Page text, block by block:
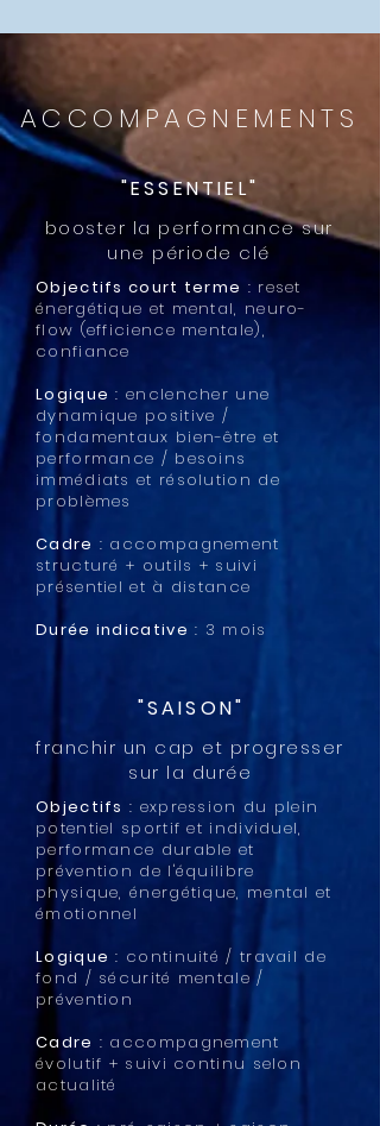
ACCOMPAGNEMENTS
"ESSENTIEL"
booster la performance sur
une période clé
Objectifs court terme : reset
énergétique et mental, neuro-
flow (efficience mentale),
confiance
Logique : enclencher une
dynamique positive /
fondamentaux bien-être et
performance / besoins
immédiats et résolution de
problèmes
Cadre : accompagnement
structuré + outils + suivi
présentiel et à distance
Durée indicative : 3 mois
"SAISON"
franchir un cap et progresser
sur la durée
Objectifs : expression du plein
potentiel sportif et individuel,
performance durable et
prévention de l'équilibre
physique, énergétique, mental et
émotionnel
Logique : continuité / travail de
fond / sécurité mentale /
prévention
Cadre : accompagnement
évolutif + suivi continu selon
actualité